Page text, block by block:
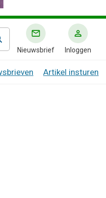
Nieuwsbrief Inloggen
Artikel insturen